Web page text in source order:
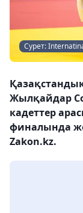
Сурет:
Жылқайдар
кадеттер
финалында
Zakon.kz.